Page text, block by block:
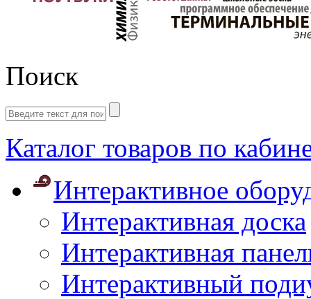
Поиск
Каталог товаров по
Интерактивное
Интерактивная доска
Интерактивная
Интерактивный